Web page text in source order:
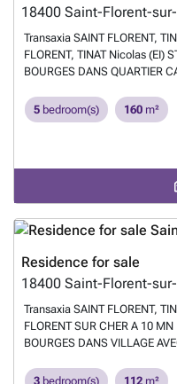
18400 Saint-Florent-
Transaxia SAINT FLORENT,
FLORENT, TINAT Nicolas (EI)
BOURGES DANS QUARTIER
SALON DE 28 M² AVEC
MANGER DE 22 M²OUVERTE
11 ET 12 M²), SALLE D'EAU,
SUR 640 M² DE TERRAIN
MAIL : ###Want to know
5 bedroom(s) 160 m²
Residence for sale
18400 Saint-Florent-
Transaxia SAINT FLORENT,
FLORENT SUR CHER A 10
BOURGES DANS VILLAGE
RDC/ENTREE,BUANDERIE,
3 bedroom(s) 112 m²